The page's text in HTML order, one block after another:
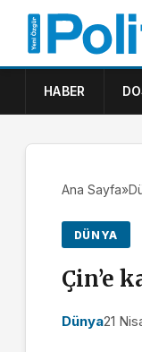
HABER
Ana Sayfa»
DÜNYA
Çin’e
Dünya21